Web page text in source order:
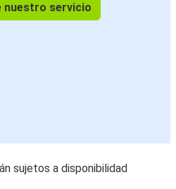
nuestro servicio
sujetos a disponibilidad